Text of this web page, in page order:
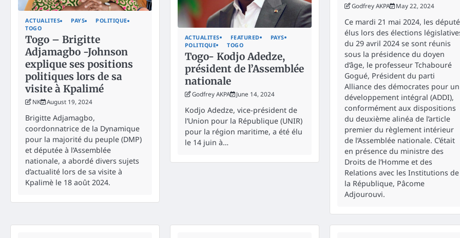
ACTUALITES PAYS
POLITIQUE
TOGO
Togo – Brigitte
Adjamagbo -Johnson
explique ses positions
politiques lors de sa
visite à Kpalimé
NK August 19, 2024
Brigitte Adjamagbo,
coordonnatrice de la Dynamique
pour la majorité du peuple (DMP)
et députée à l’Assemblée
nationale, a abordé divers sujets
d’actualité lors de sa visite à
Kpalimè le 18 août 2024.
ACTUALITES FEATURED
PAYS
POLITIQUE
TOGO
Togo- Kodjo Adedze,
président de l’Assemblée
nationale
Godfrey AKPA June 14, 2024
Kodjo Adedze, vice-président de
l’Union pour la République (UNIR)
pour la région maritime, a été élu
le 14 juin à…
Godfrey AKPA May 22, 2024
Ce mardi 21 mai 2024, les
élus lors des élections
du 29 avril 2024 se sont réunis
sous la présidence du doyen
d’âge, le professeur Tchabouré
Gogué, Président du parti
Alliance des démocrates pour un
développement intégral (ADDI),
conformément aux dispositions
du deuxième alinéa de l’article
premier du règlement intérieur
de l’Assemblée nationale. C’était
en présence du ministre des
Droits de l’Homme et des
Relations avec les Institutions de
la République, Pâcome
Adjourouvi.